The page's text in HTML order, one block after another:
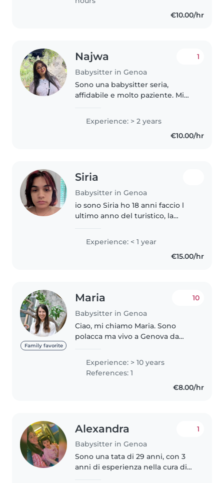
€10.00/hr
Najwa
Babysitter in Genoa
1
Sono una babysitter seria,
affidabile e molto paziente. Mi
benessere dei bambini,
mettendo sempre la loro
sicurezza e serenità al primo
Experience: > 2 years
€10.00/hr
Siria
Babysitter in Genoa
io sono Siria ho 18 anni faccio l
ultimo anno del turistico, la
mi piace stare a contatto con i
bambini lavorare con loro , ho
Experience: < 1 year
€15.00/hr
Family favorite
Maria
Babysitter in Genoa
10
Ciao, mi chiamo Maria. Sono
polacca ma vivo a Genova da
sempre gentile, simpatica ed
empatica. Posso creare un
Experience: > 10 years
References: 1
€8.00/hr
Alexandra
Babysitter in Genoa
1
Sono una tata di 29 anni, con 3
anni di esperienza nella cura di